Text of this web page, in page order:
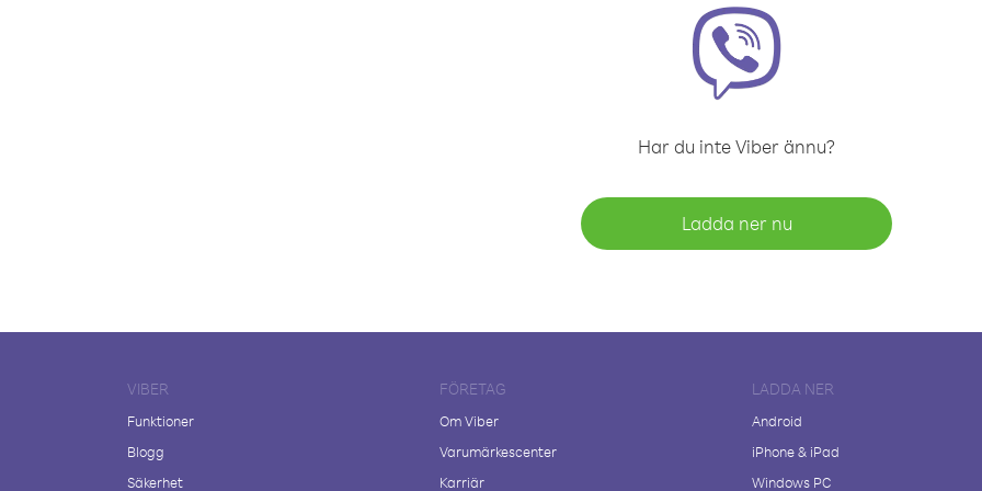
Har du inte Viber ännu?
Ladda ner nu
VIBER
Funktioner
Blogg
Säkerhet
FÖRETAG
Om Viber
Varumärkescenter
Karriär
LADDA NER
Android
iPhone & iPad
Windows PC